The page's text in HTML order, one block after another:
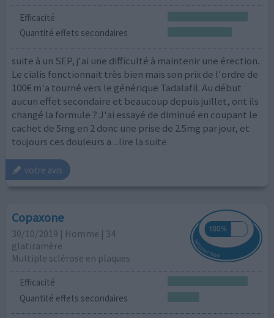
Efficacité
Quantité effets secondaires
suite à un SEP, j'ai une difficulté à maintenir une érection.
Le cialis fonctionnait très bien mais son prix de l'ordre de
100€ m'a tourné vers le générique Tadalafil. Au début
aucun effet secondaire et beaucoup depuis juillet, ont ils
changé la formule ? J'ai essayé de diminué en coupant le
cachet de 5mg en 2 donc une prise de 2.5mg par jour, et
toujours ces douleurs a ...lire la suite
votre avis
Copaxone
30/10/2019 | Homme | 34
glatiramère
Multiple sclérose en plaques
Efficacité
Quantité effets secondaires